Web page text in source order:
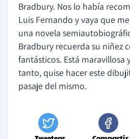
Bradbury. Nos lo había
Luis Fernando y vaya que
una novela
Bradbury recuerda su niñez
fantásticos. Está maravillosa
tanto, quise hacer este
pasaje del mismo.